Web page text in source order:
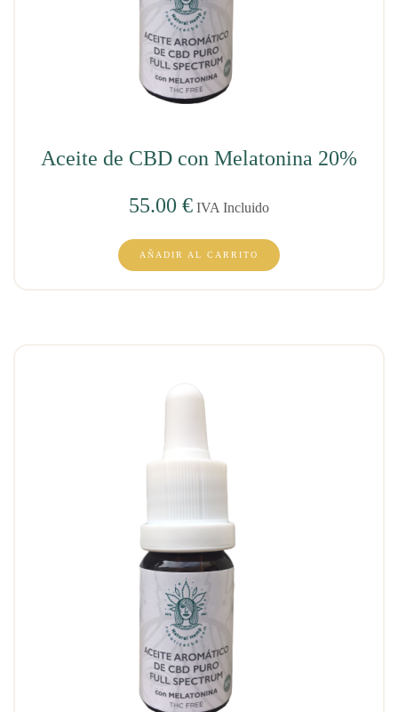
Aceite de CBD con Melatonina 20%
55.00 € IVA Incluido
AÑADIR AL CARRITO